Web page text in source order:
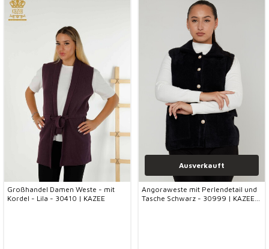
Großhandel Damen Weste - mit
Kordel - Lila - 30410 | KAZEE
Ausverkauft
Angoraweste mit Perlendetail und
Tasche Schwarz - 30999 | KAZEE